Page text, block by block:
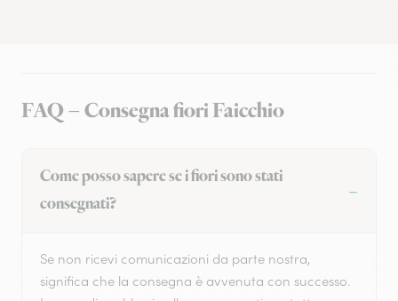
FAQ – Consegna fiori Faicchio
Come posso sapere se i fiori sono stati
consegnati?
Se non ricevi comunicazioni da parte nostra,
significa che la consegna è avvenuta con successo.